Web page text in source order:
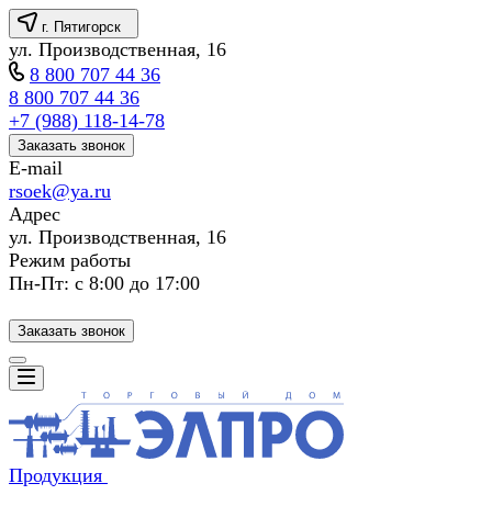
г. Пятигорск
ул. Производственная, 16
8 800 707 44 36
8 800 707 44 36
+7 (988) 118-14-78
Заказать звонок
E-mail
rsoek@ya.ru
Адрес
ул. Производственная, 16
Режим работы
Пн-Пт: с 8:00 до 17:00
Заказать звонок
Продукция